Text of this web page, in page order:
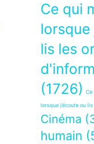
Ce qui
lis les
(1726)
Ce
lorsque j’écoute ou
Cinéma
humain